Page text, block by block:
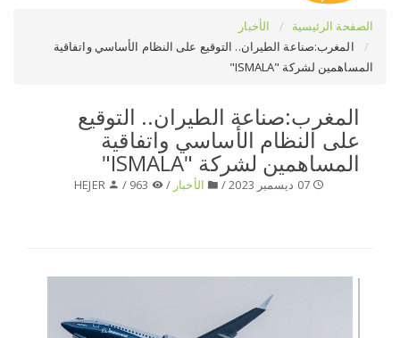
الصفحة الرئيسية
الأخبار
المغرب:صناعة الطيران.. التوقيع على النظام الأساسي واتفاقية
المساهمين لشركة "ISMALA"
المغرب:صناعة الطيران.. التوقيع
على النظام الأساسي واتفاقية
المساهمين لشركة "ISMALA"
07 ديسمبر 2023 / الأخبار /
HEJER